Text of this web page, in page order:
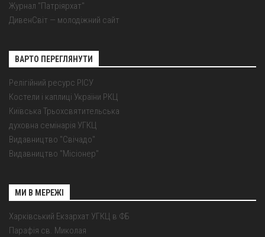
Журнал "Патріярхат"
ДивенСвіт — молодіжний сайт
ВАРТО ПЕРЕГЛЯНУТИ
Релігійний ресурс РІСУ
Костели і каплиці України РКЦ
Київська Трьохсвятительська
духовна семінарія УГКЦ
Видавництво "Свічадо"
Видавництво "Місіонер"
МИ В МЕРЕЖІ
Харківський Екзархат УГКЦ в ФБ
Парафія св. Миколая